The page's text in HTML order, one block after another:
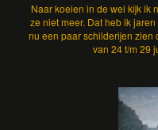
Naar koeien in de wei kijk ik
ze niet meer. Dat heb ik
nu een paar schilderijen zien
van 24 t/m 29